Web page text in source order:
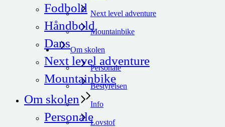
Next level adventure
Mountainbike
Om skolen
Personale
Bestyrelsen
Info
Lovstof
Fodbold
Håndbold
Dans
Next level adventure
Mountainbike
Om skolen
Personale